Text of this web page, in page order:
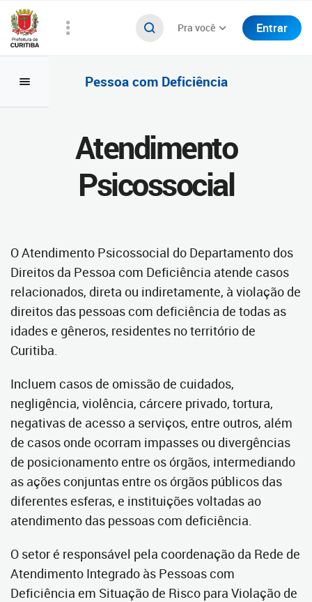
Pra você Entrar
Pessoa com Deficiência
Atendimento
Psicossocial
O Atendimento Psicossocial do Departamento dos
Direitos da Pessoa com Deficiência atende casos
relacionados, direta ou indiretamente, à violação de
direitos das pessoas com deficiência de todas as
idades e gêneros, residentes no território de
Curitiba.
Incluem casos de omissão de cuidados,
negligência, violência, cárcere privado, tortura,
negativas de acesso a serviços, entre outros, além
de casos onde ocorram impasses ou divergências
de posicionamento entre os órgãos, intermediando
as ações conjuntas entre os órgãos públicos das
diferentes esferas, e instituições voltadas ao
atendimento das pessoas com deficiência.
O setor é responsável pela coordenação da Rede de
Atendimento Integrado às Pessoas com
Deficiência em Situação de Risco para Violação de